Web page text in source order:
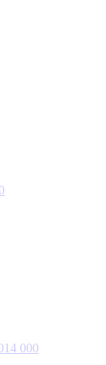
14 000